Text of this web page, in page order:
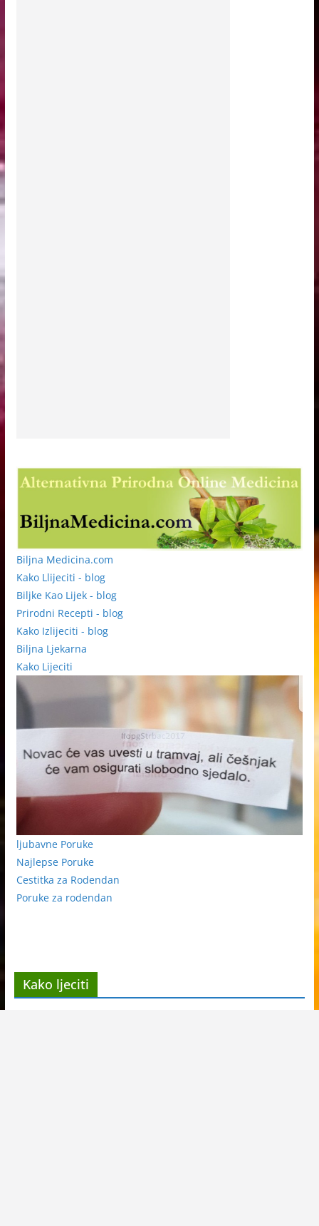
Biljna Medicina.com
Kako Llijeciti - blog
Biljke Kao Lijek - blog
Prirodni Recepti - blog
Kako Izlijeciti - blog
Biljna Ljekarna
Kako Lijeciti
ljubavne Poruke
Najlepse Poruke
Cestitka za Rodendan
Poruke za rodendan
Kako ljeciti